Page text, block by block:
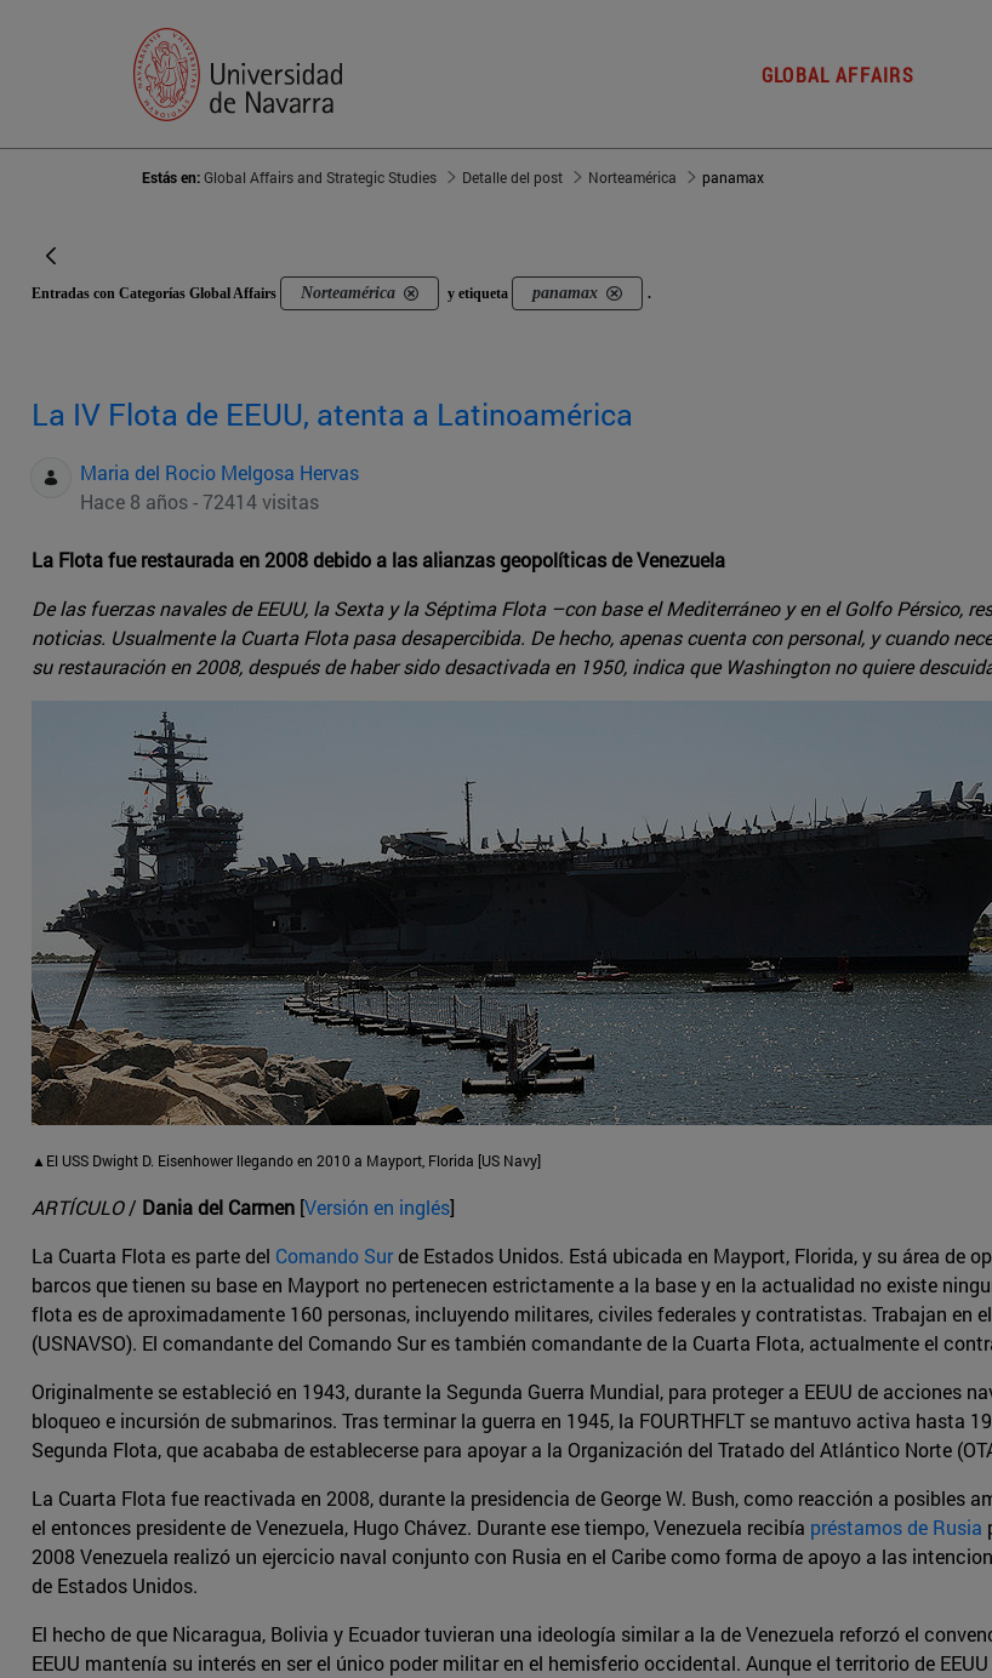
GLOBAL AFFAIRS
Estás en:Global Affairs and Strategic Studies Detalle del post Norteamérica panamax
Entradas con Categorías Global Affairs Norteamérica y etiqueta panamax .
La IV Flota de EEUU, atenta a Latinoamérica
Maria del Rocio Melgosa Hervas
Hace 8 años - 72414 visitas
La Flota fue restaurada en 2008 debido a las alianzas geopolíticas de Venezuela
De las fuerzas navales de EEUU, la Sexta y la Séptima Flota –con base el Mediterráneo y en el Golfo
noticias. Usualmente la Cuarta Flota pasa desapercibida. De hecho, apenas cuenta con personal, y cuando
su restauración en 2008, después de haber sido desactivada en 1950, indica que Washington no quiere
▲El USS Dwight D. Eisenhower llegando en 2010 a Mayport, Florida [US Navy]
ARTÍCULO/ Dania del Carmen [Versión en inglés]
La Cuarta Flota es parte del Comando Surde Estados Unidos. Está ubicada en Mayport, Florida, y su área de
barcos que tienen su base en Mayport no pertenecen estrictamente a la base y en la actualidad no existe
flota es de aproximadamente 160 personas, incluyendo militares, civiles federales y contratistas. Trabajan en
(USNAVSO). El comandante del Comando Sur es también comandante de la Cuarta Flota, actualmente el
Originalmente se estableció en 1943, durante la Segunda Guerra Mundial, para proteger a EEUU de acciones
bloqueo e incursión de submarinos. Tras terminar la guerra en 1945, la FOURTHFLT se mantuvo activa hasta
Segunda Flota, que acababa de establecerse para apoyar a la Organización del Tratado del Atlántico Norte
La Cuarta Flota fue reactivada en 2008, durante la presidencia de George W. Bush, como reacción a posibles
el entonces presidente de Venezuela, Hugo Chávez. Durante ese tiempo, Venezuela recibía préstamos de Rusia
2008 Venezuela realizó un ejercicio naval conjunto con Rusia en el Caribe como forma de apoyo a las
de Estados Unidos.
El hecho de que Nicaragua, Bolivia y Ecuador tuvieran una ideología similar a la de Venezuela reforzó el
EEUU mantenía su interés en ser el único poder militar en el hemisferio occidental. Aunque el territorio de